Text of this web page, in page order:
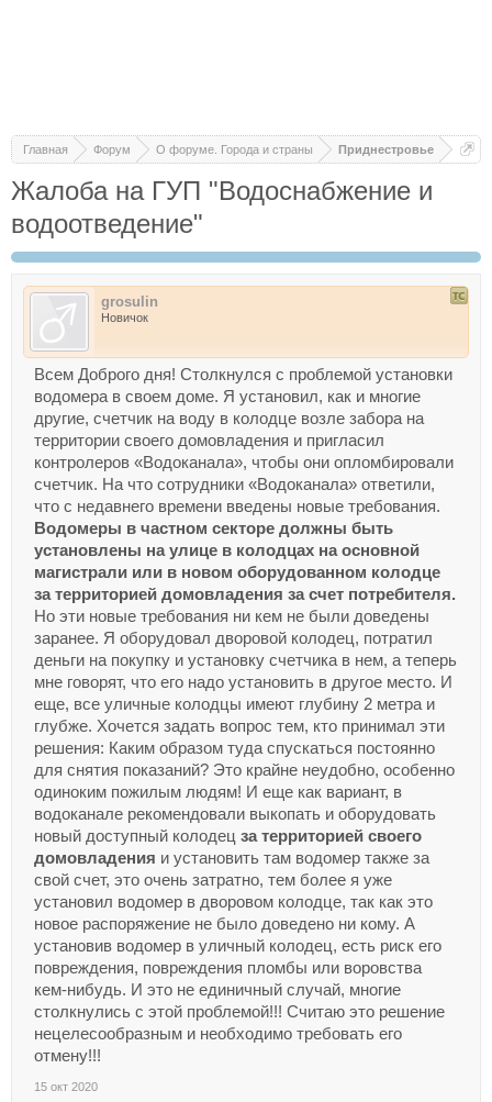
Главная Форум О форуме. Города и страны Приднестровье
Жалоба на ГУП "Водоснабжение и
водоотведение"
grosulin
Новичок
Всем Доброго дня! Столкнулся с проблемой установки
водомера в своем доме. Я установил, как и многие
другие, счетчик на воду в колодце возле забора на
территории своего домовладения и пригласил
контролеров «Водоканала», чтобы они опломбировали
счетчик. На что сотрудники «Водоканала» ответили,
что с недавнего времени введены новые требования.
Водомеры в частном секторе должны быть
установлены на улице в колодцах на основной
магистрали или в новом оборудованном колодце
за территорией домовладения за счет потребителя.
Но эти новые требования ни кем не были доведены
заранее. Я оборудовал дворовой колодец, потратил
деньги на покупку и установку счетчика в нем, а теперь
мне говорят, что его надо установить в другое место. И
еще, все уличные колодцы имеют глубину 2 метра и
глубже. Хочется задать вопрос тем, кто принимал эти
решения: Каким образом туда спускаться постоянно
для снятия показаний? Это крайне неудобно, особенно
одиноким пожилым людям! И еще как вариант, в
водоканале рекомендовали выкопать и оборудовать
новый доступный колодец за территорией своего
домовладения и установить там водомер также за
свой счет, это очень затратно, тем более я уже
установил водомер в дворовом колодце, так как это
новое распоряжение не было доведено ни кому. А
установив водомер в уличный колодец, есть риск его
повреждения, повреждения пломбы или воровства
кем-нибудь. И это не единичный случай, многие
столкнулись с этой проблемой!!! Считаю это решение
нецелесообразным и необходимо требовать его
отмену!!!
15 окт 2020